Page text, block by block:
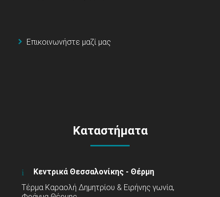
Επικοινωνήστε μαζί μας
Καταστήματα
Κεντρικά Θεσσαλονίκης - Θέρμη
Τέρμα Καραολή Δημητρίου & Ειρήνης γωνία,